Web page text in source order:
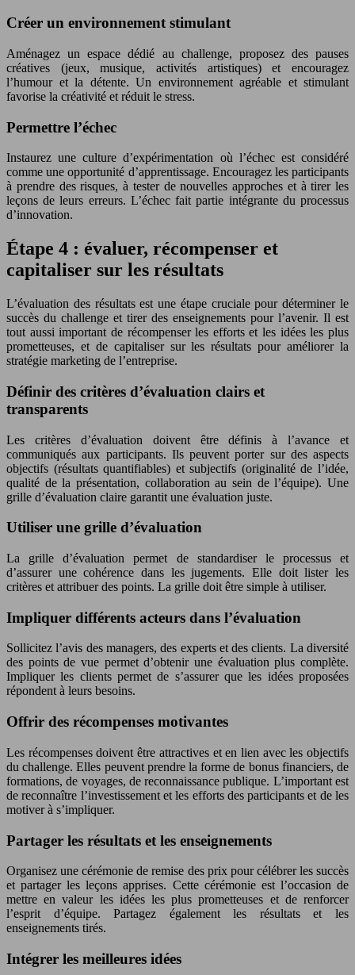
Créer un environnement stimulant
Aménagez un espace dédié au challenge, proposez des pauses
créatives (jeux, musique, activités artistiques) et encouragez
l’humour et la détente. Un environnement agréable et stimulant
favorise la créativité et réduit le stress.
Permettre l’échec
Instaurez une culture d’expérimentation où l’échec est considéré
comme une opportunité d’apprentissage. Encouragez les participants
à prendre des risques, à tester de nouvelles approches et à tirer les
leçons de leurs erreurs. L’échec fait partie intégrante du processus
d’innovation.
Étape 4 : évaluer, récompenser et
capitaliser sur les résultats
L’évaluation des résultats est une étape cruciale pour déterminer le
succès du challenge et tirer des enseignements pour l’avenir. Il est
tout aussi important de récompenser les efforts et les idées les plus
prometteuses, et de capitaliser sur les résultats pour améliorer la
stratégie marketing de l’entreprise.
Définir des critères d’évaluation clairs et
transparents
Les critères d’évaluation doivent être définis à l’avance et
communiqués aux participants. Ils peuvent porter sur des aspects
objectifs (résultats quantifiables) et subjectifs (originalité de l’idée,
qualité de la présentation, collaboration au sein de l’équipe). Une
grille d’évaluation claire garantit une évaluation juste.
Utiliser une grille d’évaluation
La grille d’évaluation permet de standardiser le processus et
d’assurer une cohérence dans les jugements. Elle doit lister les
critères et attribuer des points. La grille doit être simple à utiliser.
Impliquer différents acteurs dans l’évaluation
Sollicitez l’avis des managers, des experts et des clients. La diversité
des points de vue permet d’obtenir une évaluation plus complète.
Impliquer les clients permet de s’assurer que les idées proposées
répondent à leurs besoins.
Offrir des récompenses motivantes
Les récompenses doivent être attractives et en lien avec les objectifs
du challenge. Elles peuvent prendre la forme de bonus financiers, de
formations, de voyages, de reconnaissance publique. L’important est
de reconnaître l’investissement et les efforts des participants et de les
motiver à s’impliquer.
Partager les résultats et les enseignements
Organisez une cérémonie de remise des prix pour célébrer les succès
et partager les leçons apprises. Cette cérémonie est l’occasion de
mettre en valeur les idées les plus prometteuses et de renforcer
l’esprit d’équipe. Partagez également les résultats et les
enseignements tirés.
Intégrer les meilleures idées